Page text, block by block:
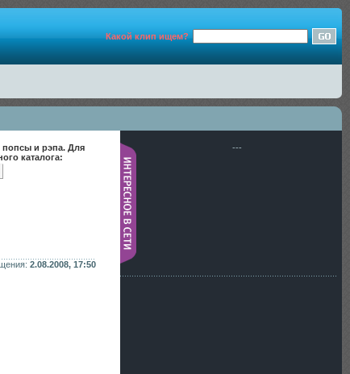
Какой клип ищем?
попсы и рэпа. Для
каталога:
2.08.2008, 17:50
---